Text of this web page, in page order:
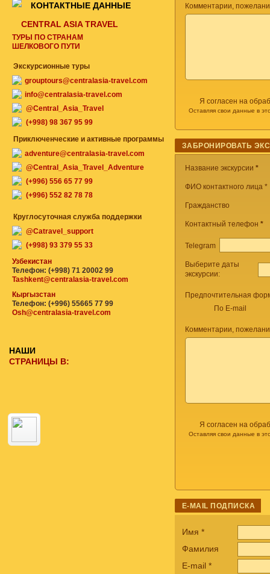
Комментарии,
Я согласен на
Оставляя свои данные в
ЗАБРОНИРОВАТЬ
Название экскурсии *
ФИО контактного лица *
Гражданство
Контактный телефон *
Telegram
Выберите даты
экскурсии:
Предпочтительная
По E-mail
Комментарии,
Я согласен на
Оставляя свои данные в
E-MAIL ПОДПИСКА
Имя *
Фамилия
E-mail *
КОНТАКТНЫЕ ДАННЫЕ
CENTRAL ASIA TRAVEL
ТУРЫ ПО СТРАНАМ
ШЕЛКОВОГО ПУТИ
Экскурсионные туры
grouptours@centralasia-travel.com
info@centralasia-travel.com
@Central_Asia_Travel
(+998) 98 367 95 99
Приключенческие и активные программы
adventure@centralasia-travel.com
@Central_Asia_Travel_Adventure
(+996) 556 65 77 99
(+996) 552 82 78 78
Круглосуточная служба поддержки
@Catravel_support
(+998) 93 379 55 33
Узбекистан
Телефон: (+998) 71 20002 99
Tashkent@centralasia-travel.com
Кыргызстан
Телефон: (+996) 55665 77 99
Osh@centralasia-travel.com
НАШИ
СТРАНИЦЫ В: